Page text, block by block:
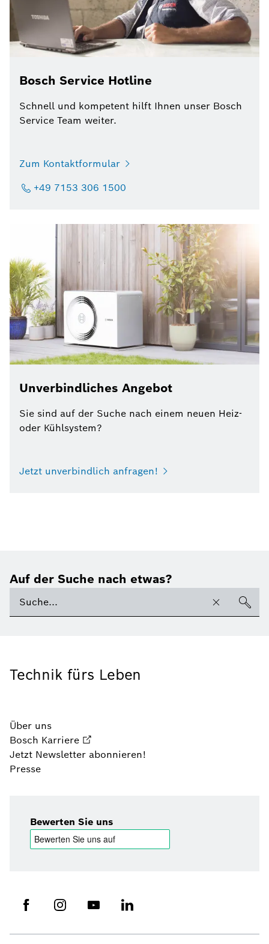
Bosch Service Hotline
Schnell und kompetent hilft Ihnen unser Bosch
Service Team weiter.
Zum Kontaktformular
+49 7153 306 1500
Unverbindliches Angebot
Sie sind auf der Suche nach einem neuen Heiz-
oder Kühlsystem?
Jetzt unverbindlich anfragen!
Auf der Suche nach etwas?
Technik fürs Leben
Über uns
Bosch Karriere
Jetzt Newsletter abonnieren!
Presse
Bewerten Sie uns